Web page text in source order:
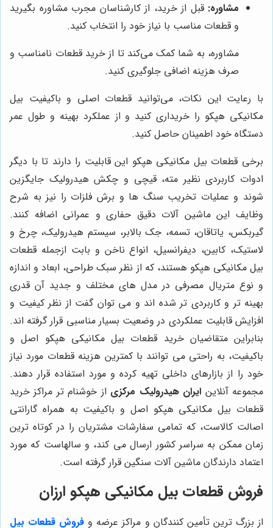
مشاوره: قبل از خرید، از کارشناسان مجرب مشاوره بگیرید
و قطعات مناسب با نیاز خود را انتخاب کنید.
مشاوره، به شما کمک می‌کند تا از خرید قطعات نامناسب و
صرف هزینه اضافی جلوگیری کنید.
با رعایت این نکات، می‌توانید قطعات اصلی و باکیفیت بیل
مکانیکی هپکو را خریداری کنید و از عملکرد بهینه و طول عمر
دستگاه خود اطمینان حاصل کنید.
برخی قطعات بیل مکانیکی هپکو این قابلیت را دارند تا با دیگر
ادوات کاربردی نظیر مته، قیچی و چکش هیدرولیک جایگزین
شوند و عملیات تخریب سنگ ها و برش فلزات را نیز به شرح
وظایف این ماشین آلات دقیق حفاری و عمرانی اضافه کنند.
گیربکس، یاتاقان، تسمه، جک بالابر، سیستم هیدرولیک، چرخ و
لاستیک، کابین، دیفرانسیل، انواع ناخن و بابت ازجمله قطعات
بیل مکانیکی هپکو هستند، که از نظر سبک طراحی، ابعاد و اندازه
و نوع متریال مصرفی در مدل های مختلف و جدید آن قدری
بهینه تر و کاربردی تر شده اند و می توان گفت از نظر کیفیت و
افزایش قابلیت عملکردی در وضعیت بسیار مناسبی قرار گرفته اند.
بنابراین متقاضیان خرید قطعات بیل مکانیکی هپکو اصل و
باکیفیت، به راحتی می توانند با کمترین هزینه قطعات مورد نیاز
خود را از بازارهای داخلی تهیه کرده و مورد استفاده قرار دهند.
مجموعه آنلاین ایران هیدرولیک مرکزی از خوشنام تر مراکز خرید
قطعات بیل مکانیکی هپکو اصل و باکیفیت به همراه گارانتی
اصالت کالاست، که تمامی سفارشات مشتریان را در کوتاه ترین
زمان ممکن به سراسر کشور ارسال می کند، و سالهاست که مورد
اعتماد دارندگان ماشین آلات سنگین قرار گرفته است.
فروش قطعات بیل مکانیکی هپکو ارزان
از بزرگ ترین تأمین کنندگان و مراکز عرضه و فروش قطعات بیل